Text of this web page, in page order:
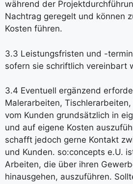
während der
Nachtrag geregelt und können
Kosten führen.
3.3 Leistungsfristen und -
sofern sie schriftlich vereinbart
3.4 Eventuell ergänzend
Malerarbeiten,
vom Kunden grundsätzlich in
und auf eigene Kosten
schafft jedoch gerne Kontakt
und Kunden. so:concepts e.U.
Arbeiten, die über ihren
hinausgehen, auszuführen.